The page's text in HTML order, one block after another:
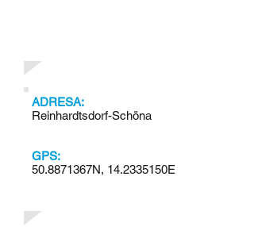
ADRESA:
Reinhardtsdorf-Schöna
GPS:
50.8871367N, 14.2335150E